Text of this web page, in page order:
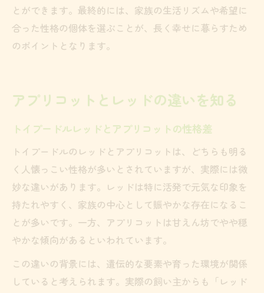
とができます。最終的には、家族の生活リズムや希望に
合った性格の個体を選ぶことが、長く幸せに暮らすため
のポイントとなります。
アプリコットとレッドの違いを知る
トイプードルレッドとアプリコットの性格差
トイプードルのレッドとアプリコットは、どちらも明る
く人懐っこい性格が多いとされていますが、実際には微
妙な違いがあります。レッドは特に活発で元気な印象を
持たれやすく、家族の中心として賑やかな存在になるこ
とが多いです。一方、アプリコットは甘えん坊でやや穏
やかな傾向があるといわれています。
この違いの背景には、遺伝的な要素や育った環境が関係
していると考えられます。実際の飼い主からも「レッド